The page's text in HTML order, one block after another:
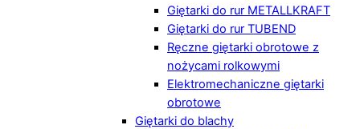
Giętarki do rur METALLKRAFT
Giętarki do rur TUBEND
Ręczne giętarki obrotowe z
nożycami rolkowymi
Elektromechaniczne giętarki
obrotowe
Giętarki do blachy